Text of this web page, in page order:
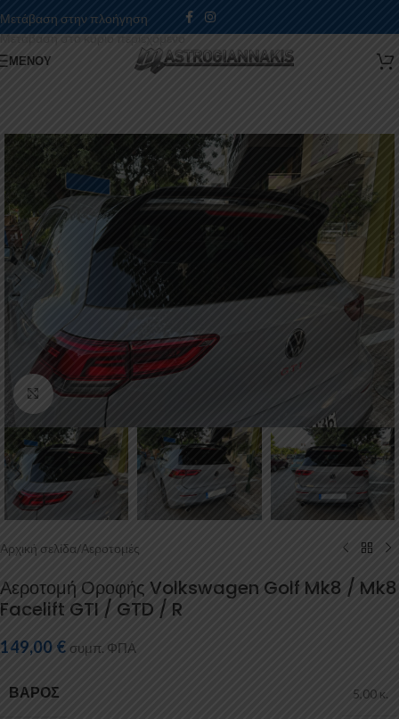
Μετάβαση στην πλοήγηση
Μετάβαση στο κύριο περιεχόμενο
ΜΕΝΟΎ
Κάντε κλικ για μεγέθυνση
Αρχική σελίδα/Αεροτομές
Αεροτομή Οροφής Volkswagen Golf Mk8 / Mk8
Facelift GTI / GTD / R
149,00 € συμπ. ΦΠΑ
ΒΆΡΟΣ 5,00 κ.